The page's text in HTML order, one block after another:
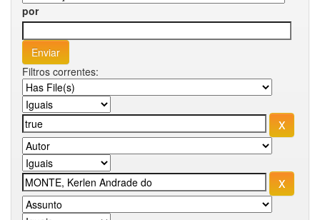
por
Filtros correntes: